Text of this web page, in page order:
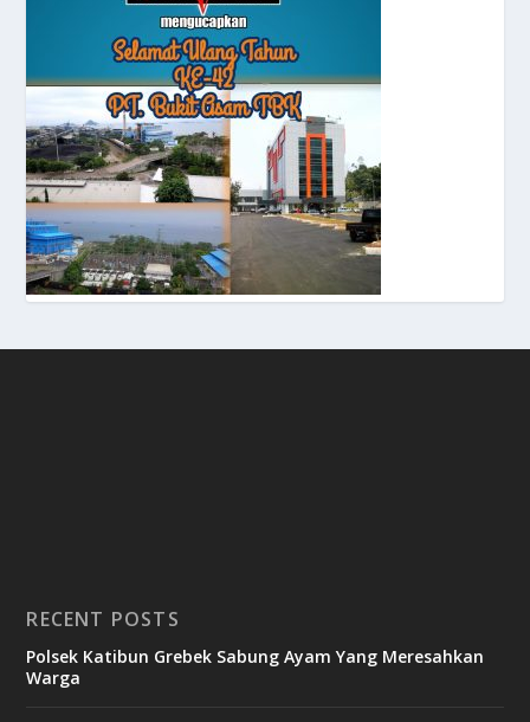
RECENT POSTS
Polsek Katibun Grebek Sabung Ayam Yang Meresahkan
Warga